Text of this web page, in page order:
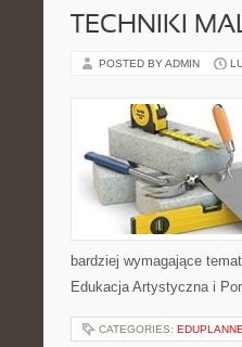
TECHNIKI
POSTED BY ADMIN
bardziej wymagające
Edukacja Artystyczna i
CATEGORIES: